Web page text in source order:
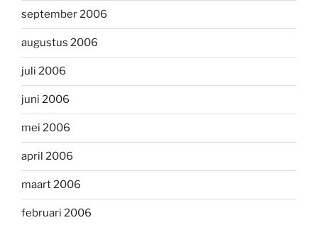
september 2006
augustus 2006
juli 2006
juni 2006
mei 2006
april 2006
maart 2006
februari 2006